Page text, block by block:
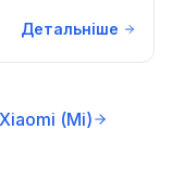
Детальніше
(Mi)